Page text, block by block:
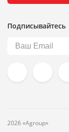
Подписывайтесь
2026 «Agroup»